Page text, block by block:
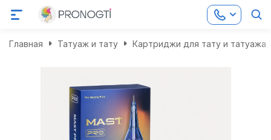
Главная Татуаж и тату Картриджи для тату и татуажа